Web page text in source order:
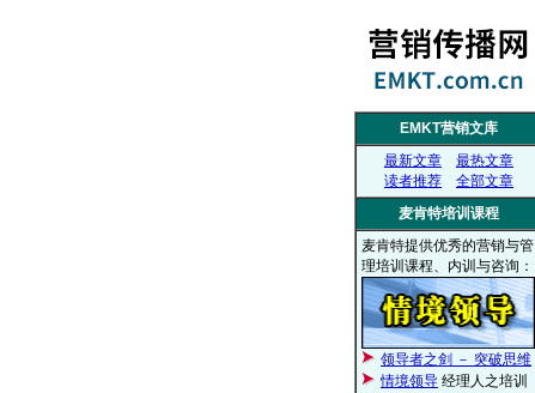
EMKT营销文库
最新文章
最热文章
读者推荐
全部文章
麦肯特培训课程
麦肯特提供优秀的营销与管
理培训课程、内训与咨询：
领导者之剑 － 突破思维
情境领导 经理人之培训